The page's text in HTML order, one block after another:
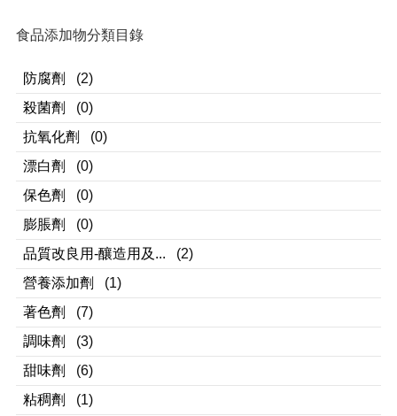
食品添加物分類目錄
防腐劑
(2)
殺菌劑
(0)
抗氧化劑
(0)
漂白劑
(0)
保色劑
(0)
膨脹劑
(0)
品質改良用-釀造用及...
(2)
營養添加劑
(1)
著色劑
(7)
調味劑
(3)
甜味劑
(6)
粘稠劑
(1)